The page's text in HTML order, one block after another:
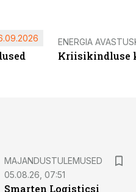
ENERGIA
Kriisikindluse
MAJANDUSTULEMUSED
05.08.26, 07:51
Smarten Logisticsi